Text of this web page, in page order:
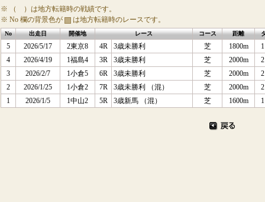
※ （ ）は地方転籍時の戦績です。
※ No 欄の背景色が
は地方転籍時のレースです。
No 出走日 開催地 レース コース 距離
5 2026/5/17 2東京8 4R 3歳未勝利 芝 1800m
4
2026/4/19 1福島4 3R 3歳未勝利 芝 2000m
3
2026/2/7 1小倉5 6R 3歳未勝利 芝 2000m
2
2026/1/25 1小倉2 7R 3歳未勝利 （混） 芝 2000m
1
2026/1/5 1中山2 5R 3歳新馬 （混） 芝 1600m